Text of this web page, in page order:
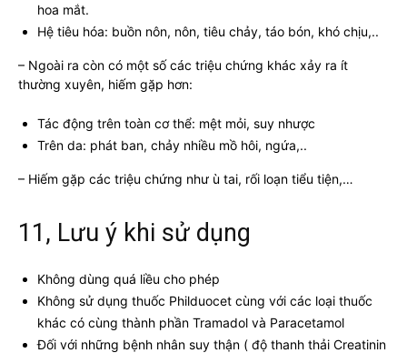
hoa mắt.
Hệ tiêu hóa: buồn nôn, nôn, tiêu chảy, táo bón, khó chịu,..
– Ngoài ra còn có một số các triệu chứng khác xảy ra ít
thường xuyên, hiếm gặp hơn:
Tác động trên toàn cơ thể: mệt mỏi, suy nhược
Trên da: phát ban, chảy nhiều mồ hôi, ngứa,..
– Hiếm gặp các triệu chứng như ù tai, rối loạn tiểu tiện,…
11, Lưu ý khi sử dụng
Không dùng quá liều cho phép
Không sử dụng thuốc Philduocet cùng với các loại thuốc
khác có cùng thành phần Tramadol và Paracetamol
Đối với những bệnh nhân suy thận ( độ thanh thải Creatinin